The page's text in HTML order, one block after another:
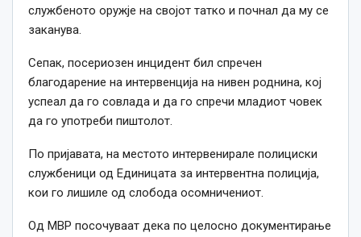
службеното оружје на својот татко и почнал да му се
заканува.
Сепак, посериозен инцидент бил спречен
благодарение на интервенција на нивен роднина, кој
успеал да го совлада и да го спречи младиот човек
да го употреби пиштолот.
По пријавата, на местото интервенирале полициски
службеници од Единицата за интервентна полиција,
кои го лишиле од слобода осомничениот.
Од МВР посочуваат дека по целосно документирање